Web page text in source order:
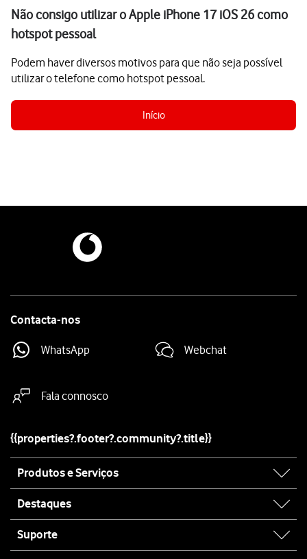
Não consigo utilizar o Apple iPhone 17 iOS 26 como
hotspot pessoal
Podem haver diversos motivos para que não seja possível
utilizar o telefone como hotspot pessoal.
Início
Contacta-nos
WhatsApp Webchat
Fala connosco
{{properties?.footer?.community?.title}}
map
Produtos e Serviços
Destaques
Suporte